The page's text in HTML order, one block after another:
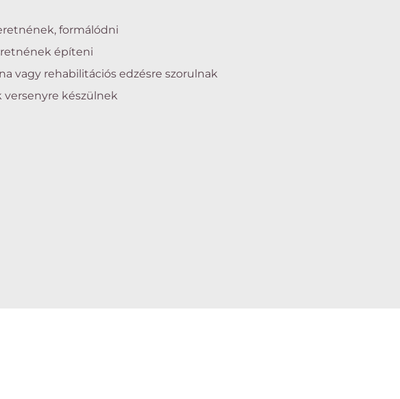
formálódni
építeni
vagy rehabilitációs edzésre szorulnak
versenyre készülnek